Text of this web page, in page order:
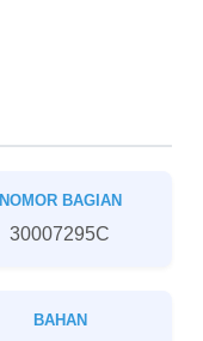
NOMOR BAGIAN
30007295C
BAHAN